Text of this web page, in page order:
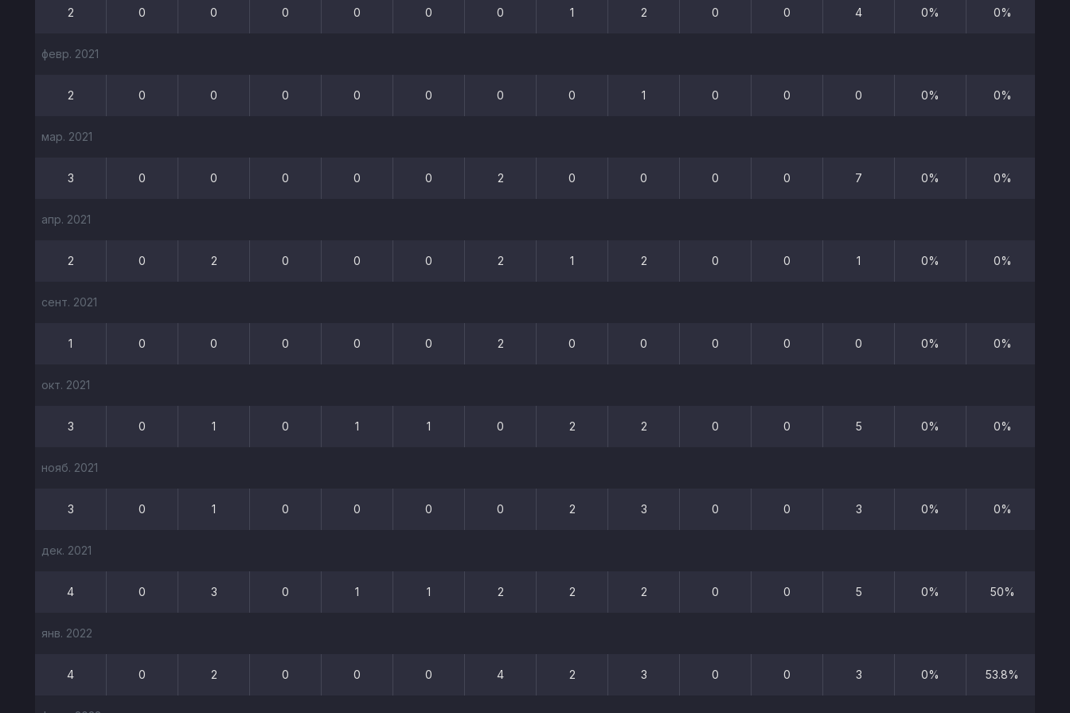
2 0 0 0 0 0 0 1 2 0 0 4 0% 0%
февр. 2021
2 0 0 0 0 0 0 0 1 0 0 0 0% 0%
мар. 2021
3 0 0 0 0 0 2 0 0 0 0 7 0% 0%
апр. 2021
2 0 2 0 0 0 2 1 2 0 0 1 0% 0%
сент. 2021
1 0 0 0 0 0 2 0 0 0 0 0 0% 0%
окт. 2021
3 0 1 0 1 1 0 2 2 0 0 5 0% 0%
нояб. 2021
3 0 1 0 0 0 0 2 3 0 0 3 0% 0%
дек. 2021
4 0 3 0 1 1 2 2 2 0 0 5 0% 50%
янв. 2022
4 0 2 0 0 0 4 2 3 0 0 3 0% 53.8%